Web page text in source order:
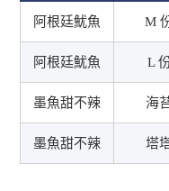
阿根廷魷魚 M
阿根廷魷魚 L
墨魚甜不辣 海
墨魚甜不辣 塔